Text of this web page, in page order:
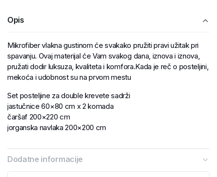
Opis
Mikrofiber vlakna gustinom će svakako pružiti pravi užitak pri
spavanju. Ovaj materijal će Vam svakog dana, iznova i iznova,
pružati dodir luksuza, kvaliteta i komfora.Kada je reč o posteljini,
mekoća i udobnost su na prvom mestu
Set posteljine za double krevete sadrži
jastučnice 60×80 cm x 2 komada
čaršaf 200×220 cm
jorganska navlaka 200×200 cm
Dodatne informacije